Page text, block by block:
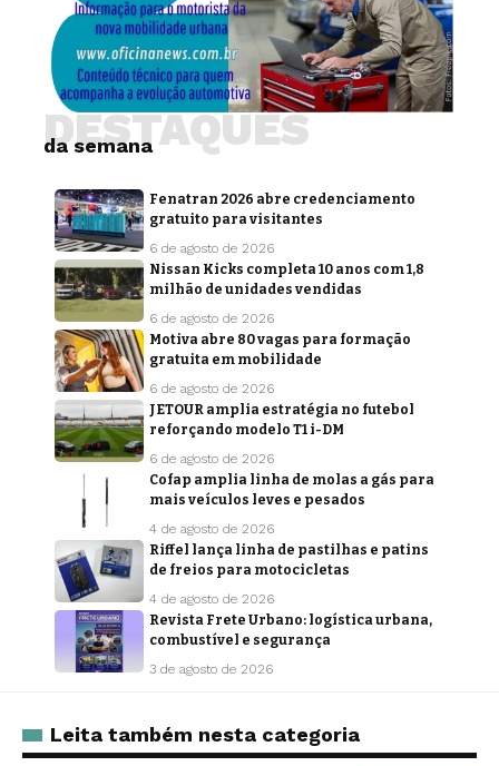
da semana
DESTAQUES
Fenatran 2026 abre credenciamento
gratuito para visitantes
6 de agosto de 2026
Nissan Kicks completa 10 anos com 1,8
milhão de unidades vendidas
6 de agosto de 2026
Motiva abre 80 vagas para formação
gratuita em mobilidade
6 de agosto de 2026
JETOUR amplia estratégia no futebol
reforçando modelo T1 i-DM
6 de agosto de 2026
Cofap amplia linha de molas a gás para
mais veículos leves e pesados
4 de agosto de 2026
Riffel lança linha de pastilhas e patins
de freios para motocicletas
4 de agosto de 2026
Revista Frete Urbano: logística urbana,
combustível e segurança
3 de agosto de 2026
Leita também nesta categoria